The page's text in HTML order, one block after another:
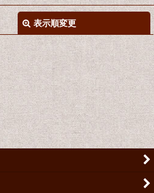
表示順変更
絞り込む